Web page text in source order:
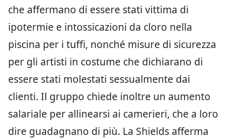
che affermano di essere stati vittima di
ipotermie e intossicazioni da cloro nella
piscina per i tuffi, nonché misure di sicurezza
per gli artisti in costume che dichiarano di
essere stati molestati sessualmente dai
clienti. Il gruppo chiede inoltre un aumento
salariale per allinearsi ai camerieri, che a loro
dire guadagnano di più. La Shields afferma